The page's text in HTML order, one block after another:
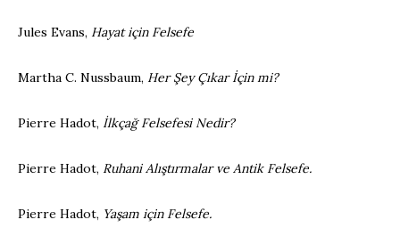
Jules Evans, Hayat için Felsefe
Martha C. Nussbaum, Her Şey Çıkar İçin mi?
Pierre Hadot, İlkçağ Felsefesi Nedir?
Pierre Hadot, Ruhani Alıştırmalar ve Antik Felsefe.
Pierre Hadot, Yaşam için Felsefe.